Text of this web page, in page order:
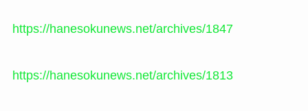
https://hanesokunews.net/archives/1847
https://hanesokunews.net/archives/1813